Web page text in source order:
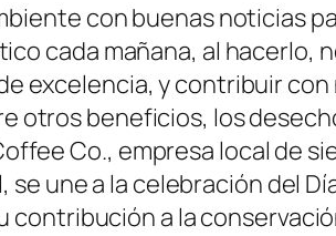
con buenas noticias
cada mañana, al hacerlo,
excelencia, y contribuir
beneficios, los
Co., empresa local de
une a la celebración del
a la